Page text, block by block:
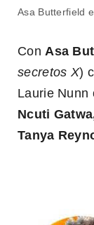
Asa Butterfield
Con Asa
secretos X)
Laurie Nunn
Ncuti
Tanya